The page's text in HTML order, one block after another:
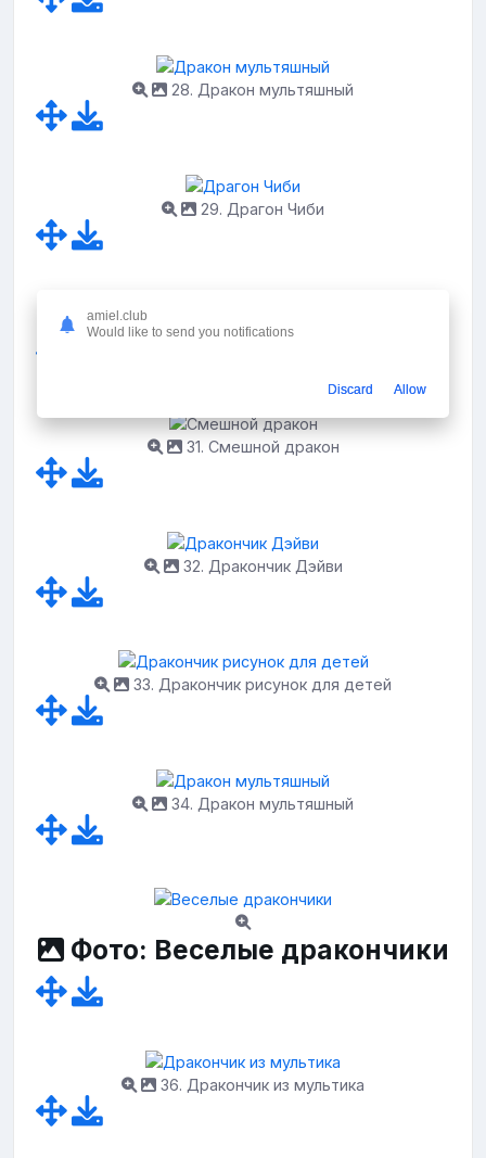
28. Дракон мультяшный
29. Драгон Чиби
30. Емец дракончик Пыхалка
31. Смешной дракон
32. Дракончик Дэйви
33. Дракончик рисунок для детей
34. Дракон мультяшный
Фото: Веселые дракончики
36. Дракончик из мультика
amiel.club
Would like to send you notifications
Discard Allow